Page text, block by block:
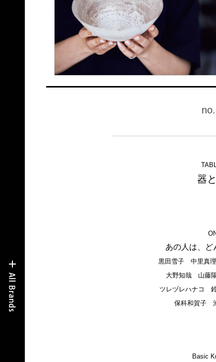
器
あの人は、ど
黒田雪子 中里真
大野知哉 山藤
ツレヅレハナコ
保科和賀子
Basic